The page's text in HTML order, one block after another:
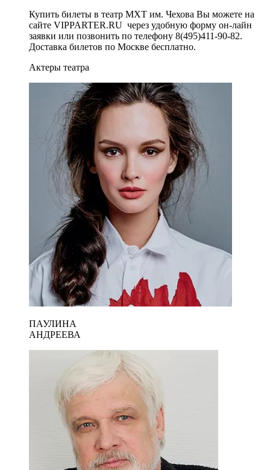
Купить билеты в театр МХТ им. Чехова Вы можете на
сайте VIPPARTER.RU через удобную форму он-лайн
заявки или позвонить по телефону 8(495)411-90-82.
Доставка билетов по Москве бесплатно.
Актеры театра
ПАУЛИНА
АНДРЕЕВА